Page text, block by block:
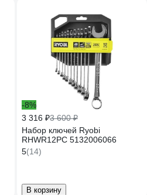
-8%
3 316 ₽3 600 ₽
Набор ключей Ryobi
RHWR12PC 5132006066
5(14)
В корзину